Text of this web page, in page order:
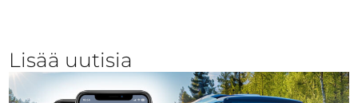
Lisää uutisia